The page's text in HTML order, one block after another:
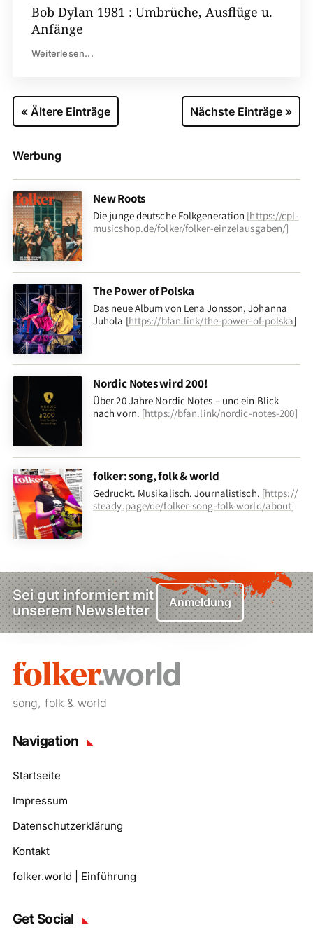
Bob Dylan 1981 : Umbrüche, Ausflüge u.
Anfänge
Weiterlesen...
« Ältere Einträge Nächste Einträge »
Werbung
New Roots
Die junge deutsche Folkgeneration [https://cpl-
musicshop.de/folker/folker-einzelausgaben/]
The Power of Polska
Das neue Album von Lena Jonsson, Johanna
Juhola [https://bfan.link/the-power-of-polska]
Nordic Notes wird 200!
Über 20 Jahre Nordic Notes – und ein Blick
nach vorn. [https://bfan.link/nordic-notes-200]
folker: song, folk & world
Gedruckt. Musikalisch. Journalistisch. [https://
steady.page/de/folker-song-folk-world/about]
Sei gut informiert mit
unserem Newsletter
Anmeldung
song, folk & world
Navigation
Startseite
Impressum
Datenschutzerklärung
Kontakt
folker.world | Einführung
Get Social